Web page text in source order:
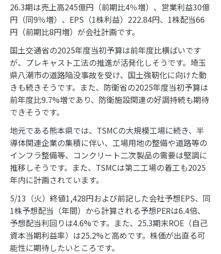
26.3期は売上高245億円（前期比4％増）、営業利益30億
円（同9％増）、EPS（1株利益）222.84円、1株配当66
円（前期比8円増）が会社計画です。
国土交通省の2025年度当初予算は前年度比横ばいです
が、プレキャスト工法の推進が活発化しそうです。埼玉
県八潮市の道路陥没事故を受け、国土強靭化に向けた動
きも続きそうです。また、防衛省の2025年度当初予算は
前年度比9.7%増であり、防衛施設関連の好調持続も期待
できそうです。
地元である熊本県では、TSMCの大規模工場に続き、半
導体関連企業の集積に伴い、工場用地の整備や道路等の
インフラ整備等、コンクリート二次製品の需要は堅調に
推移しそうです。また、TSMCは第二工場の着工も2025
年内に計画されています。
5/13（火）終値1,428円および前記した会社予想EPS、同
1株予想配当（年間）から計算される予想PERは6.4倍、
予想配当利回りは4.6%です。また、25.3期末ROE（自己
資本当期利益率）は25.2%と高めです。株価が出直る可
能性に期待したいところです。